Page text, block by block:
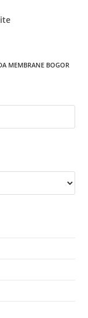
MEMBRANE BOGOR
the